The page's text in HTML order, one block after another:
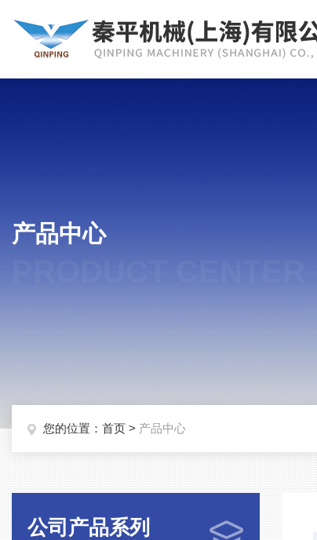
产品中心
您的位置： 首页 > 产品中心
公司产品系列